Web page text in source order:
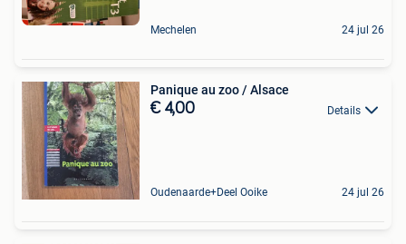
Mechelen 24 jul 26
Panique au zoo / Alsace
€ 4,00 Details
Oudenaarde+Deel Ooike 24 jul 26